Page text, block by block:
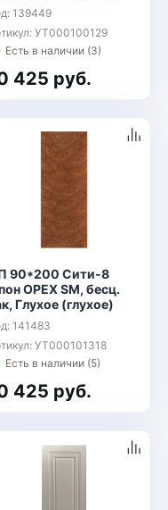
139449
УТ000100129
Есть в наличии (3)
425 руб.
90*200 Сити-8
ОРЕХ SM, бесц.
Глухое (глухое)
141483
УТ000101318
Есть в наличии (5)
425 руб.